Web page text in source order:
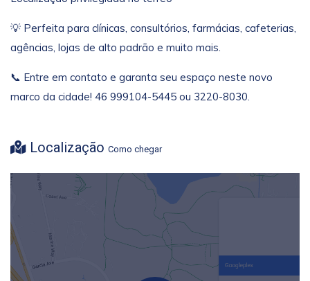
💡 Perfeita para clínicas, consultórios, farmácias, cafeterias,
agências, lojas de alto padrão e muito mais.
📞 Entre em contato e garanta seu espaço neste novo
marco da cidade! 46 999104-5445 ou 3220-8030.
Localização Como chegar